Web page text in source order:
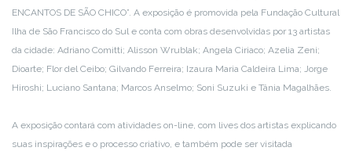
ENCANTOS DE SÃO CHICO”. A exposição é promovida pela Fundação Cultural
Ilha de São Francisco do Sul e conta com obras desenvolvidas por 13 artistas
da cidade: Adriano Comitti; Alisson Wrublak; Angela Ciriaco; Azelia Zeni;
Dioarte; Flor del Ceibo; Gilvando Ferreira; Izaura Maria Caldeira Lima; Jorge
Hiroshi; Luciano Santana; Marcos Anselmo; Soni Suzuki e Tânia Magalhães.
A exposição contará com atividades on-line, com lives dos artistas explicando
suas inspirações e o processo criativo, e também pode ser visitada